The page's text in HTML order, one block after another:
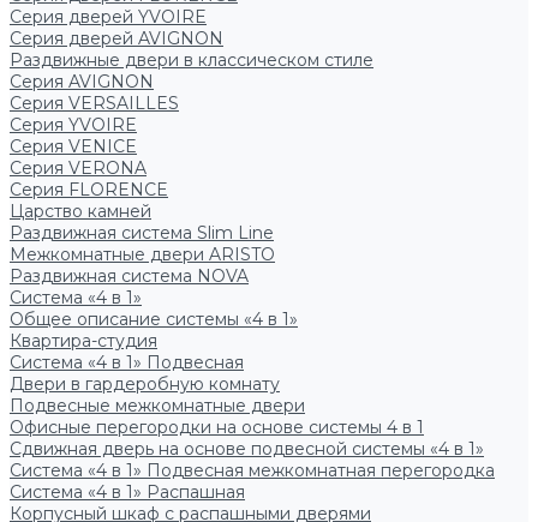
Серия дверей YVOIRE
Серия дверей AVIGNON
Раздвижные двери в классическом стиле
Серия AVIGNON
Серия VERSAILLES
Серия YVOIRE
Серия VENICE
Серия VERONA
Серия FLORENCE
Царство камней
Раздвижная система Slim Line
Межкомнатные двери ARISTO
Раздвижная система NOVA
Система «4 в 1»
Общее описание системы «4 в 1»
Квартира-студия
Система «4 в 1» Подвесная
Двери в гардеробную комнату
Подвесные межкомнатные двери
Офисные перегородки на основе системы 4 в 1
Сдвижная дверь на основе подвесной системы «4 в 1»
Система «4 в 1» Подвесная межкомнатная перегородка
Система «4 в 1» Распашная
Корпусный шкаф с распашными дверями